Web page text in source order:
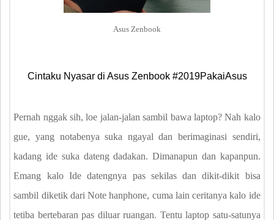
Asus Zenbook
Cintaku Nyasar di Asus Zenbook #2019PakaiAsus
Pernah nggak sih, loe jalan-jalan sambil bawa laptop? Nah kalo
gue, yang notabenya suka ngayal dan berimaginasi sendiri,
kadang ide suka dateng dadakan. Dimanapun dan kapanpun.
Emang kalo Ide datengnya pas sekilas dan dikit-dikit bisa
sambil diketik dari Note hanphone, cuma lain ceritanya kalo ide
tetiba bertebaran pas diluar ruangan. Tentu laptop satu-satunya